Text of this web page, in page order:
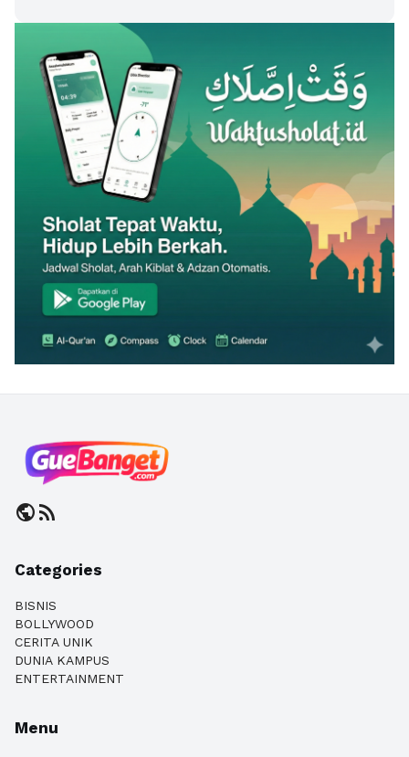
publicrss_feed
Categories
BISNIS
BOLLYWOOD
CERITA UNIK
DUNIA KAMPUS
ENTERTAINMENT
Menu